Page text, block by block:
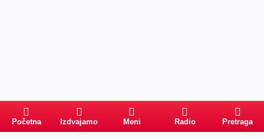
Početna Izdvajamo Meni Radio Pretraga